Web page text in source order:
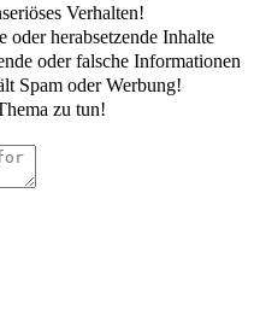
Verhalten!
oder herabsetzende Inhalte
oder falsche Informationen
Spam oder Werbung!
zu tun!